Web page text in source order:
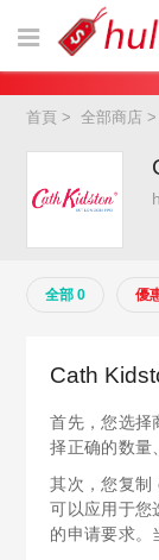
首頁 >全部商店
全部 0 優
Cath
首先，您选择
择正确的数量
其次，您复
可以应用于您
的申请要求。